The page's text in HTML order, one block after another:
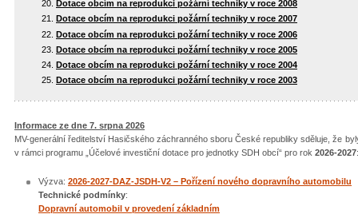
Dotace obcím na reprodukci požární techniky v roce 2008
Dotace obcím na reprodukci požární techniky v roce 2007
Dotace obcím na reprodukci požární techniky v roce 2006
Dotace obcím na reprodukci požární techniky v roce 2005
Dotace obcím na reprodukci požární techniky v roce 2004
Dotace obcím na reprodukci požární techniky v roce 2003
Informace ze dne 7. srpna 2026
MV-generální ředitelství Hasičského záchranného sboru České republiky sděluje, že
v rámci programu „Účelové investiční dotace pro jednotky SDH obcí“ pro rok 2026-2027:
Výzva: 2026-2027-DAZ-JSDH-V2 – Pořízení nového dopravního automobilu
Technické podmínky:
Dopravní automobil v provedení základním